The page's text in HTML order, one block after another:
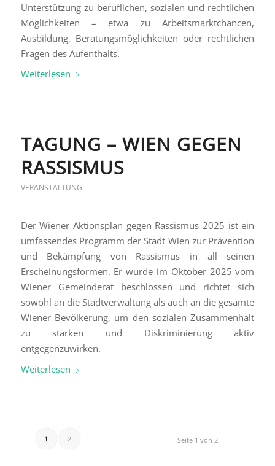
Unterstützung zu beruflichen, sozialen und rechtlichen
Möglichkeiten – etwa zu Arbeitsmarktchancen,
Ausbildung, Beratungsmöglichkeiten oder rechtlichen
Fragen des Aufenthalts.
Weiterlesen
TAGUNG – WIEN GEGEN
RASSISMUS
VERANSTALTUNG
Der Wiener Aktionsplan gegen Rassismus 2025 ist ein
umfassendes Programm der Stadt Wien zur Prävention
und Bekämpfung von Rassismus in all seinen
Erscheinungsformen. Er wurde im Oktober 2025 vom
Wiener Gemeinderat beschlossen und richtet sich
sowohl an die Stadtverwaltung als auch an die gesamte
Wiener Bevölkerung, um den sozialen Zusammenhalt
zu stärken und Diskriminierung aktiv
entgegenzuwirken.
Weiterlesen
Seite 1 von 2
1 2